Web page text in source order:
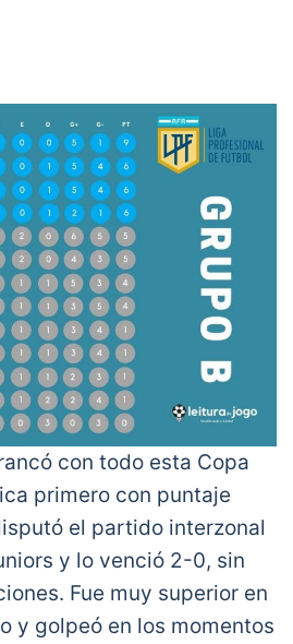
con todo esta Copa
primero con puntaje
el partido interzonal
y lo venció 2-0, sin
Fue muy superior en
y golpeó en los momentos